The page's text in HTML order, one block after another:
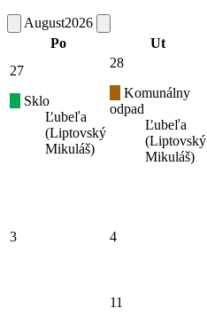
August2026
Po
Ut
27
Sklo
Ľubeľa
(Liptovský
Mikuláš)
28
Komunálny
odpad
Ľubeľa
(Liptovský
Mikuláš)
3 4
11